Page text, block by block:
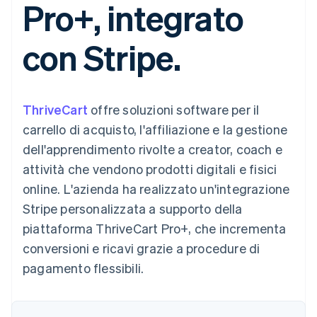
flessibile
Metodi di
pagamento
oltre 125
Terminal
Authorization
Accettazione
ottimizzata
Link
Pagamento
accelerato
Connections
Conti finanziari
della contabilità
Stripe Sigma
personalizzati
Data Pipeline
Altro
Gestione del denaro
Piattaforme
SaaS
Aziende di IA
Creator economy
Gaming
tempo libero
Assicurazione
intrattenimento
Organizzazioni non
profit
Servizi professionali
Pubblica
amministrazione
Gestire gli
abbonamenti
Offrire addebiti in base
all'utilizzo
Emettere carte
garantite da stablecoin
gestisci i servizi con gli
agenti
Risorse
Integrazioni app
Esempi di codice
Blog per sviluppatori
Stato dell'API
Roadmap del prodotto
Conferenza annuale
Sessions
Lavora con noi
Sala stampa
Recapiti
Contattaci
Diventa nostro partner
Pro+, integrato
con Stripe.
ThriveCart offre soluzioni software per il
carrello di acquisto, l'affiliazione e la gestione
dell'apprendimento rivolte a creator, coach e
attività che vendono prodotti digitali e fisici
online. L'azienda ha realizzato un'integrazione
Stripe personalizzata a supporto della
piattaforma ThriveCart Pro+, che incrementa
conversioni e ricavi grazie a procedure di
pagamento flessibili.